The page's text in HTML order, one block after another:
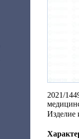
2021/
Изделие